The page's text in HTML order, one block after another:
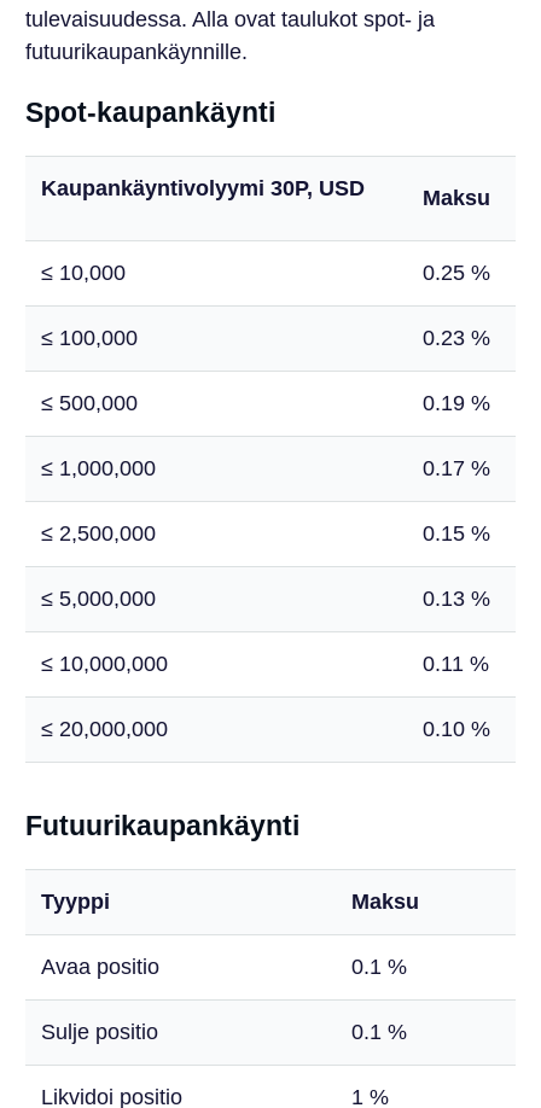
tulevaisuudessa. Alla ovat taulukot spot- ja
futuurikaupankäynnille.
Spot-kaupankäynti
Kaupankäyntivolyymi 30P, USD Maksu
≤ 10,000 0.25 %
≤ 100,000 0.23 %
≤ 500,000 0.19 %
≤ 1,000,000 0.17 %
≤ 2,500,000 0.15 %
≤ 5,000,000 0.13 %
≤ 10,000,000 0.11 %
≤ 20,000,000 0.10 %
Futuurikaupankäynti
Tyyppi Maksu
Avaa positio 0.1 %
Sulje positio 0.1 %
Likvidoi positio 1 %